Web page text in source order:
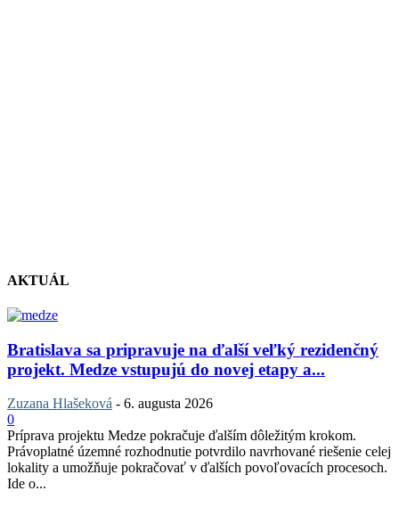
AKTUÁL
Bratislava sa pripravuje na ďalší veľký rezidenčný
projekt. Medze vstupujú do novej etapy a...
Zuzana Hlašeková - 6. augusta 2026
0
Príprava projektu Medze pokračuje ďalším dôležitým krokom.
Právoplatné územné rozhodnutie potvrdilo navrhované riešenie celej
lokality a umožňuje pokračovať v ďalších povoľovacích procesoch.
Ide o...